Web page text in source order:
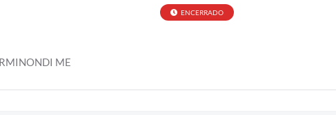
ENCERRADO
ME